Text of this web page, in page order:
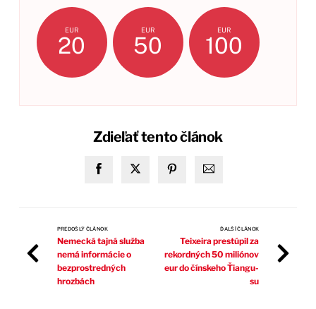
EUR
20
EUR
50
EUR
100
Zdieľať tento článok
PREDOŠLÝ ČLÁNOK
Nemecká tajná služba
nemá informácie o
bezprostredných
hrozbách
ĎALŠÍ ČLÁNOK
Teixeira prestúpil za
rekordných 50 miliónov
eur do čínskeho Ťiangu-
su